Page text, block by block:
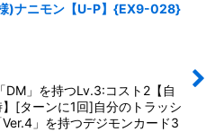
)ナニモン【U-P】{EX9-028}
DM」を持つLv.3:コスト2【自
[ターンに1回]自分のトラッシ
」を持つデジモンカード3